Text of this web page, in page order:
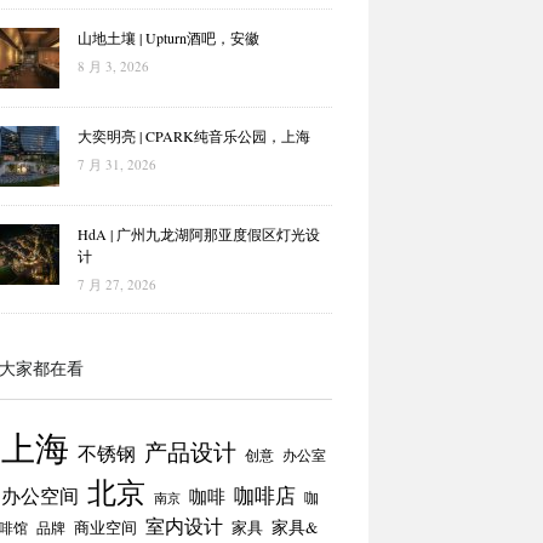
山地土壤 | Upturn酒吧，安徽
8 月 3, 2026
大奕明亮 | CPARK纯音乐公园，上海
7 月 31, 2026
HdA | 广州九龙湖阿那亚度假区灯光设
计
7 月 27, 2026
家都在看
上海 不锈钢 产品设计 创意 办公室
办公空间 北京 南京 咖啡 咖啡店 咖
馆 品牌 商业空间 室内设计 家具 家具&